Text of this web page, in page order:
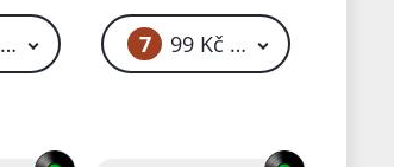
99 Kč – 199 Kč 7 99 Kč – 199 Kč